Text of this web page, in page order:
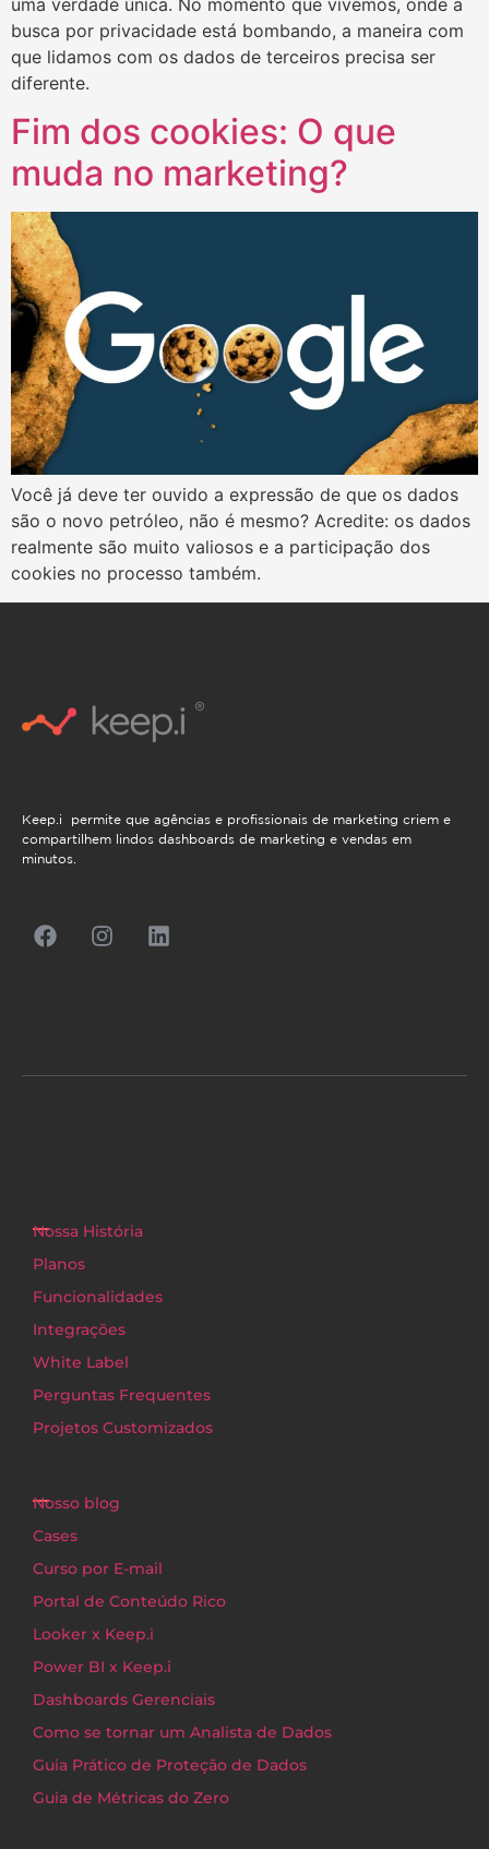
uma verdade única. No momento que vivemos, onde a
busca por privacidade está bombando, a maneira com
que lidamos com os dados de terceiros precisa ser
diferente.
Fim dos cookies: O que
muda no marketing?
Você já deve ter ouvido a expressão de que os dados
são o novo petróleo, não é mesmo? Acredite: os dados
realmente são muito valiosos e a participação dos
cookies no processo também.
Keep.i permite que agências e profissionais de marketing criem e
compartilhem lindos dashboards de marketing e vendas em
minutos.
Nossa História
Planos
Funcionalidades
Integrações
White Label
Perguntas Frequentes
Projetos Customizados
Nosso blog
Cases
Curso por E-mail
Portal de Conteúdo Rico
Looker x Keep.i
Power BI x Keep.i
Dashboards Gerenciais
Como se tornar um Analista de Dados
Guia Prático de Proteção de Dados
Guia de Métricas do Zero